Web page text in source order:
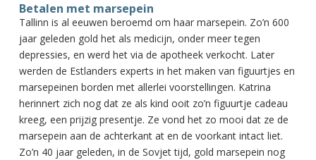
Betalen met marsepein
Tallinn is al eeuwen beroemd om haar marsepein. Zo’n 600
jaar geleden gold het als medicijn, onder meer tegen
depressies, en werd het via de apotheek verkocht. Later
werden de Estlanders experts in het maken van figuurtjes en
marsepeinen borden met allerlei voorstellingen. Katrina
herinnert zich nog dat ze als kind ooit zo’n figuurtje cadeau
kreeg, een prijzig presentje. Ze vond het zo mooi dat ze de
marsepein aan de achterkant at en de voorkant intact liet.
Zo’n 40 jaar geleden, in de Sovjet tijd, gold marsepein nog